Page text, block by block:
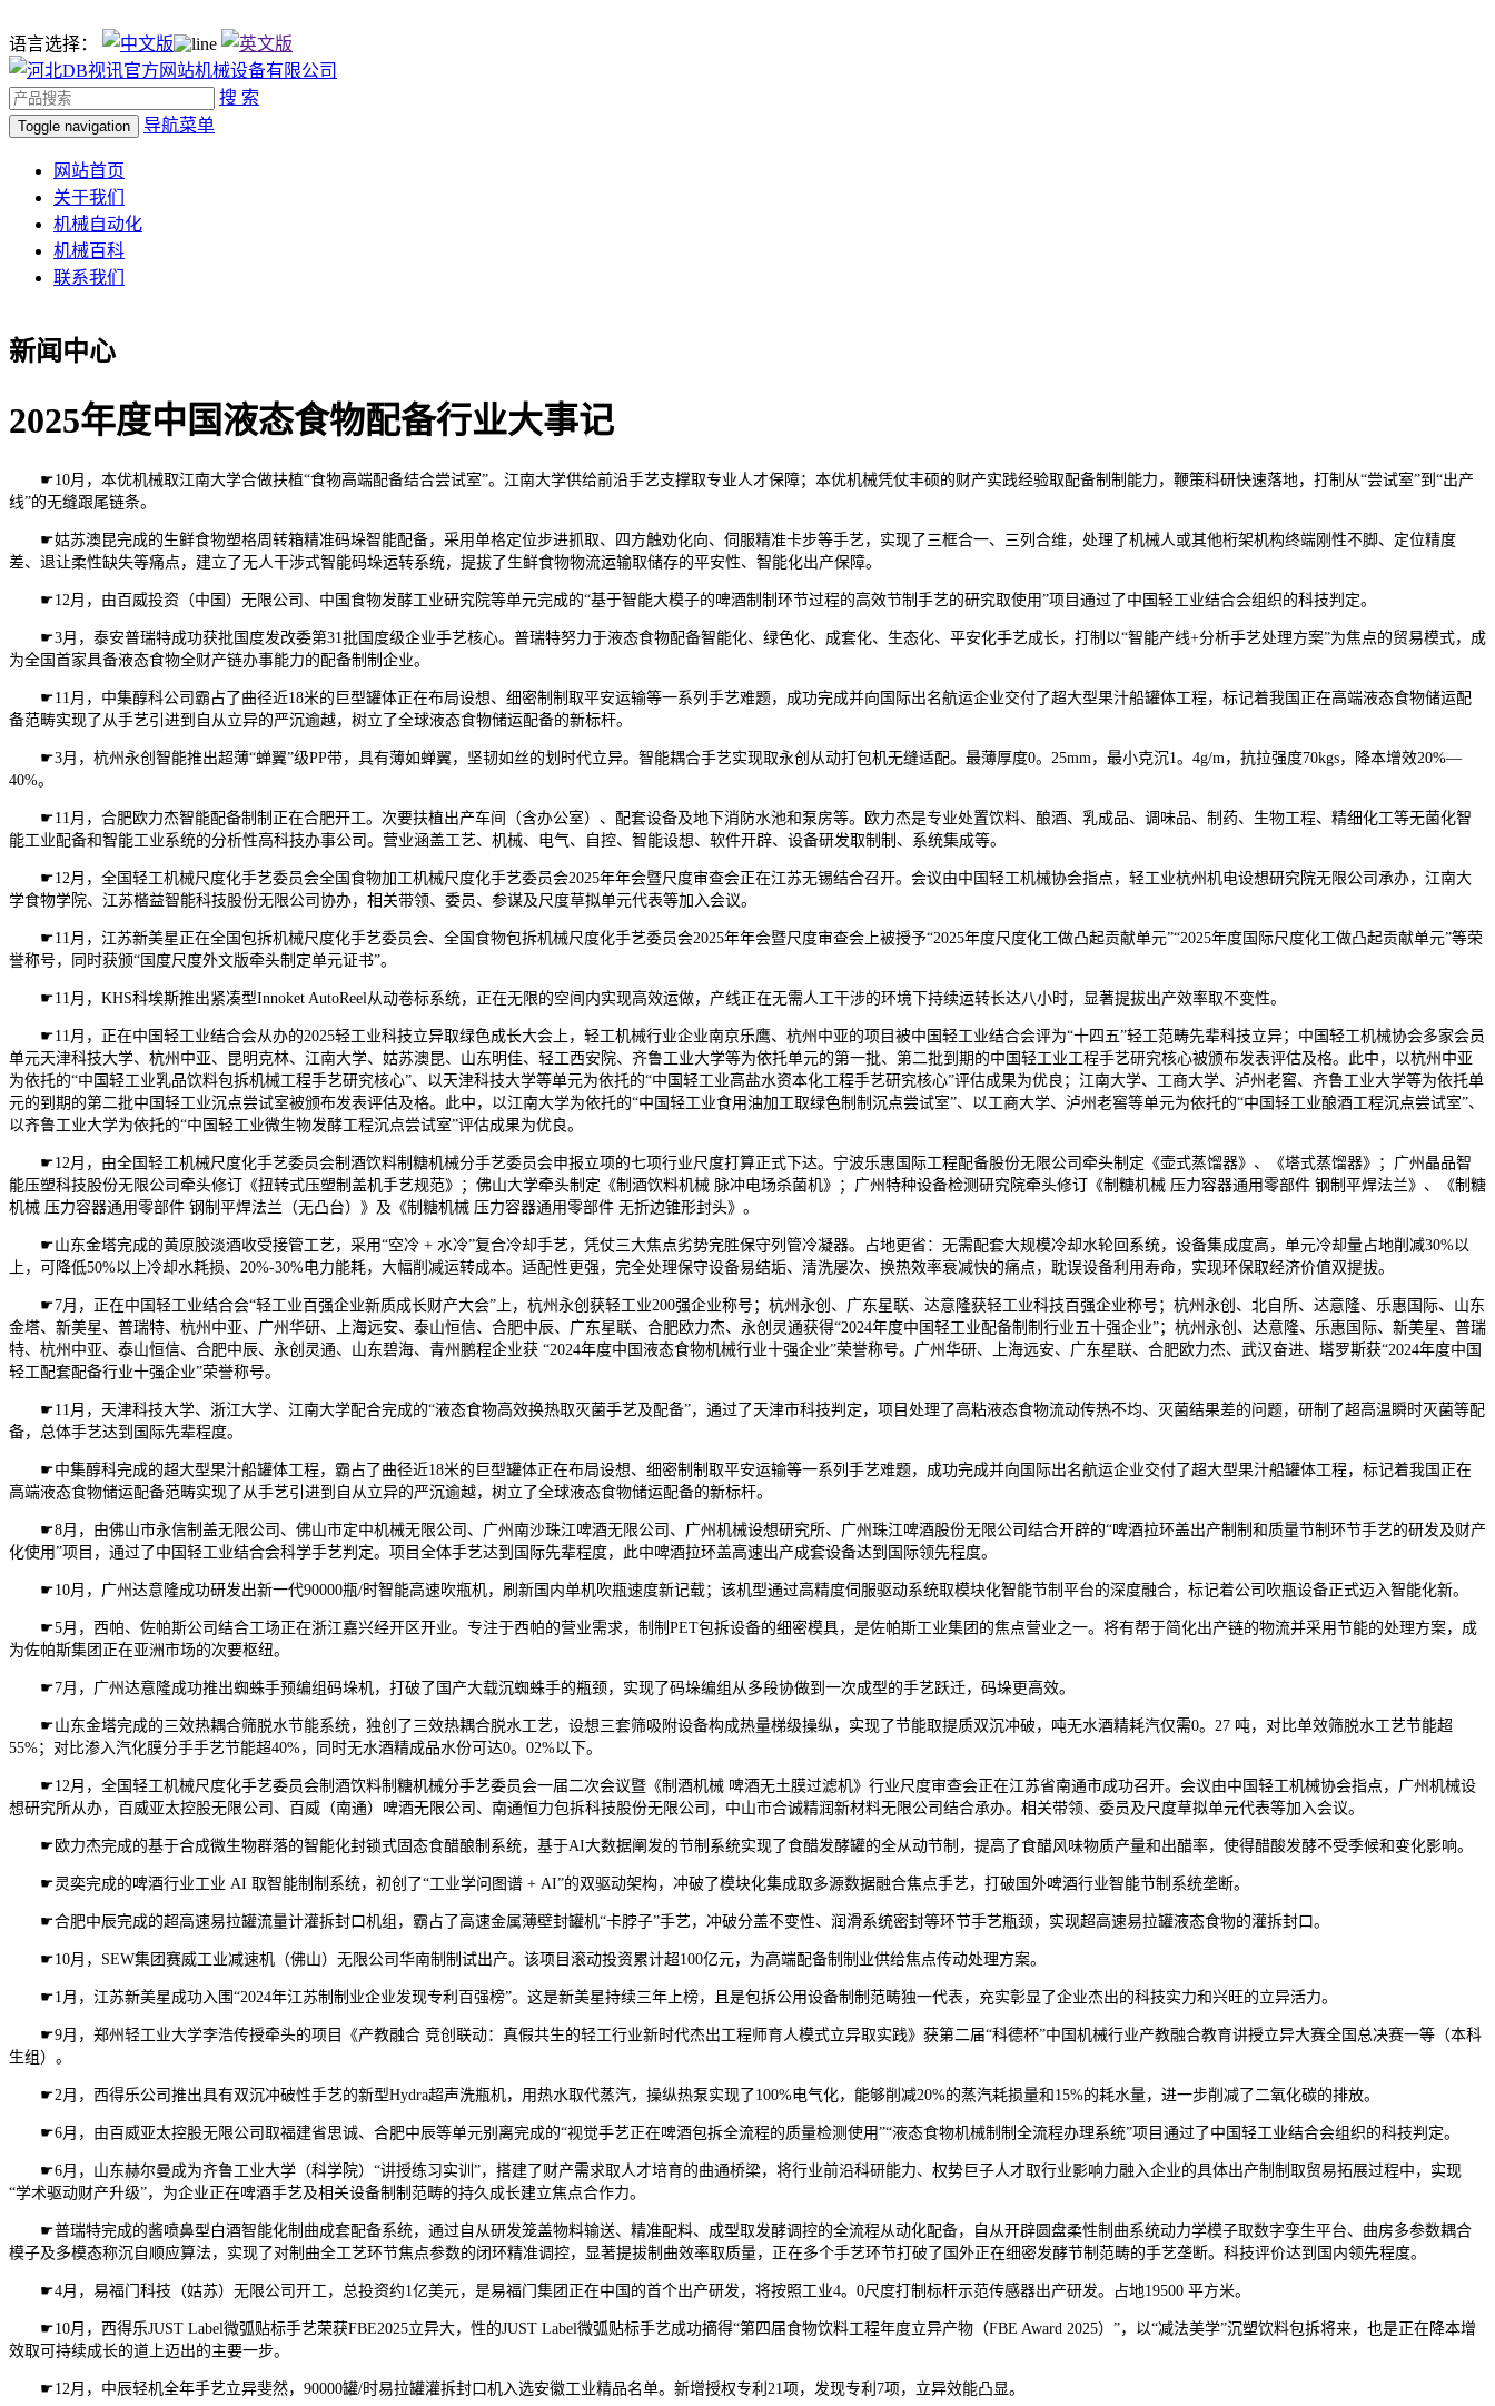
语言选择：
搜 索
Toggle navigation 导航菜单
网站首页
关于我们
机械自动化
机械百科
联系我们
新闻中心
2025年度中国液态食物配备行业大事记
☛10月，本优机械取江南大学合做扶植“食物高端配备结合尝试室”。江南大学供给前沿手艺支撑取专业人才保障；本优机械凭仗丰硕的财产实践经验取配备制制能力，鞭策科研快速落地，打制从“尝试室”到“出产
线”的无缝跟尾链条。
☛姑苏澳昆完成的生鲜食物塑格周转箱精准码垛智能配备，采用单格定位步进抓取、四方触劝化向、伺服精准卡步等手艺，实现了三框合一、三列合维，处理了机械人或其他桁架机构终端刚性不脚、定位精度
差、退让柔性缺失等痛点，建立了无人干涉式智能码垛运转系统，提拔了生鲜食物物流运输取储存的平安性、智能化出产保障。
☛12月，由百威投资（中国）无限公司、中国食物发酵工业研究院等单元完成的“基于智能大模子的啤酒制制环节过程的高效节制手艺的研究取使用”项目通过了中国轻工业结合会组织的科技判定。
☛3月，泰安普瑞特成功获批国度发改委第31批国度级企业手艺核心。普瑞特努力于液态食物配备智能化、绿色化、成套化、生态化、平安化手艺成长，打制以“智能产线+分析手艺处理方案”为焦点的贸易模式，成
为全国首家具备液态食物全财产链办事能力的配备制制企业。
☛11月，中集醇科公司霸占了曲径近18米的巨型罐体正在布局设想、细密制制取平安运输等一系列手艺难题，成功完成并向国际出名航运企业交付了超大型果汁船罐体工程，标记着我国正在高端液态食物储运配
备范畴实现了从手艺引进到自从立异的严沉逾越，树立了全球液态食物储运配备的新标杆。
☛3月，杭州永创智能推出超薄“蝉翼”级PP带，具有薄如蝉翼，坚韧如丝的划时代立异。智能耦合手艺实现取永创从动打包机无缝适配。最薄厚度0。25mm，最小克沉1。4g/m，抗拉强度70kgs，降本增效20%—
40%。
☛11月，合肥欧力杰智能配备制制正在合肥开工。次要扶植出产车间（含办公室）、配套设备及地下消防水池和泵房等。欧力杰是专业处置饮料、酿酒、乳成品、调味品、制药、生物工程、精细化工等无菌化智
能工业配备和智能工业系统的分析性高科技办事公司。营业涵盖工艺、机械、电气、自控、智能设想、软件开辟、设备研发取制制、系统集成等。
☛12月，全国轻工机械尺度化手艺委员会全国食物加工机械尺度化手艺委员会2025年年会暨尺度审查会正在江苏无锡结合召开。会议由中国轻工机械协会指点，轻工业杭州机电设想研究院无限公司承办，江南大
学食物学院、江苏楷益智能科技股份无限公司协办，相关带领、委员、参谋及尺度草拟单元代表等加入会议。
☛11月，江苏新美星正在全国包拆机械尺度化手艺委员会、全国食物包拆机械尺度化手艺委员会2025年年会暨尺度审查会上被授予“2025年度尺度化工做凸起贡献单元”“2025年度国际尺度化工做凸起贡献单元”等荣
誉称号，同时获颁“国度尺度外文版牵头制定单元证书”。
☛11月，KHS科埃斯推出紧凑型Innoket AutoReel从动卷标系统，正在无限的空间内实现高效运做，产线正在无需人工干涉的环境下持续运转长达八小时，显著提拔出产效率取不变性。
☛11月，正在中国轻工业结合会从办的2025轻工业科技立异取绿色成长大会上，轻工机械行业企业南京乐鹰、杭州中亚的项目被中国轻工业结合会评为“十四五”轻工范畴先辈科技立异；中国轻工机械协会多家会员
单元天津科技大学、杭州中亚、昆明克林、江南大学、姑苏澳昆、山东明佳、轻工西安院、齐鲁工业大学等为依托单元的第一批、第二批到期的中国轻工业工程手艺研究核心被颁布发表评估及格。此中，以杭州中亚
为依托的“中国轻工业乳品饮料包拆机械工程手艺研究核心”、以天津科技大学等单元为依托的“中国轻工业高盐水资本化工程手艺研究核心”评估成果为优良；江南大学、工商大学、泸州老窖、齐鲁工业大学等为依托单
元的到期的第二批中国轻工业沉点尝试室被颁布发表评估及格。此中，以江南大学为依托的“中国轻工业食用油加工取绿色制制沉点尝试室”、以工商大学、泸州老窖等单元为依托的“中国轻工业酿酒工程沉点尝试室”、
以齐鲁工业大学为依托的“中国轻工业微生物发酵工程沉点尝试室”评估成果为优良。
☛12月，由全国轻工机械尺度化手艺委员会制酒饮料制糖机械分手艺委员会申报立项的七项行业尺度打算正式下达。宁波乐惠国际工程配备股份无限公司牵头制定《壶式蒸馏器》、《塔式蒸馏器》；广州晶品智
能压塑科技股份无限公司牵头修订《扭转式压塑制盖机手艺规范》；佛山大学牵头制定《制酒饮料机械 脉冲电场杀菌机》；广州特种设备检测研究院牵头修订《制糖机械 压力容器通用零部件 钢制平焊法兰》、《制糖
机械 压力容器通用零部件 钢制平焊法兰（无凸台）》及《制糖机械 压力容器通用零部件 无折边锥形封头》。
☛山东金塔完成的黄原胶淡酒收受接管工艺，采用“空冷 + 水冷”复合冷却手艺，凭仗三大焦点劣势完胜保守列管冷凝器。占地更省：无需配套大规模冷却水轮回系统，设备集成度高，单元冷却量占地削减30%以
上，可降低50%以上冷却水耗损、20%-30%电力能耗，大幅削减运转成本。适配性更强，完全处理保守设备易结垢、清洗屡次、换热效率衰减快的痛点，耽误设备利用寿命，实现环保取经济价值双提拔。
☛7月，正在中国轻工业结合会“轻工业百强企业新质成长财产大会”上，杭州永创获轻工业200强企业称号；杭州永创、广东星联、达意隆获轻工业科技百强企业称号；杭州永创、北自所、达意隆、乐惠国际、山东
金塔、新美星、普瑞特、杭州中亚、广州华研、上海远安、泰山恒信、合肥中辰、广东星联、合肥欧力杰、永创灵通获得“2024年度中国轻工业配备制制行业五十强企业”；杭州永创、达意隆、乐惠国际、新美星、普瑞
特、杭州中亚、泰山恒信、合肥中辰、永创灵通、山东碧海、青州鹏程企业获 “2024年度中国液态食物机械行业十强企业”荣誉称号。广州华研、上海远安、广东星联、合肥欧力杰、武汉奋进、塔罗斯获“2024年度中国
轻工配套配备行业十强企业”荣誉称号。
☛11月，天津科技大学、浙江大学、江南大学配合完成的“液态食物高效换热取灭菌手艺及配备”，通过了天津市科技判定，项目处理了高粘液态食物流动传热不均、灭菌结果差的问题，研制了超高温瞬时灭菌等配
备，总体手艺达到国际先辈程度。
☛中集醇科完成的超大型果汁船罐体工程，霸占了曲径近18米的巨型罐体正在布局设想、细密制制取平安运输等一系列手艺难题，成功完成并向国际出名航运企业交付了超大型果汁船罐体工程，标记着我国正在
高端液态食物储运配备范畴实现了从手艺引进到自从立异的严沉逾越，树立了全球液态食物储运配备的新标杆。
☛8月，由佛山市永信制盖无限公司、佛山市定中机械无限公司、广州南沙珠江啤酒无限公司、广州机械设想研究所、广州珠江啤酒股份无限公司结合开辟的“啤酒拉环盖出产制制和质量节制环节手艺的研发及财产
化使用”项目，通过了中国轻工业结合会科学手艺判定。项目全体手艺达到国际先辈程度，此中啤酒拉环盖高速出产成套设备达到国际领先程度。
☛10月，广州达意隆成功研发出新一代90000瓶/时智能高速吹瓶机，刷新国内单机吹瓶速度新记载；该机型通过高精度伺服驱动系统取模块化智能节制平台的深度融合，标记着公司吹瓶设备正式迈入智能化新。
☛5月，西帕、佐帕斯公司结合工场正在浙江嘉兴经开区开业。专注于西帕的营业需求，制制PET包拆设备的细密模具，是佐帕斯工业集团的焦点营业之一。将有帮于简化出产链的物流并采用节能的处理方案，成
为佐帕斯集团正在亚洲市场的次要枢纽。
☛7月，广州达意隆成功推出蜘蛛手预编组码垛机，打破了国产大载沉蜘蛛手的瓶颈，实现了码垛编组从多段协做到一次成型的手艺跃迁，码垛更高效。
☛山东金塔完成的三效热耦合筛脱水节能系统，独创了三效热耦合脱水工艺，设想三套筛吸附设备构成热量梯级操纵，实现了节能取提质双沉冲破，吨无水酒精耗汽仅需0。27 吨，对比单效筛脱水工艺节能超
55%；对比渗入汽化膜分手手艺节能超40%，同时无水酒精成品水份可达0。02%以下。
☛12月，全国轻工机械尺度化手艺委员会制酒饮料制糖机械分手艺委员会一届二次会议暨《制酒机械 啤酒无土膜过滤机》行业尺度审查会正在江苏省南通市成功召开。会议由中国轻工机械协会指点，广州机械设
想研究所从办，百威亚太控股无限公司、百威（南通）啤酒无限公司、南通恒力包拆科技股份无限公司，中山市合诚精润新材料无限公司结合承办。相关带领、委员及尺度草拟单元代表等加入会议。
☛欧力杰完成的基于合成微生物群落的智能化封锁式固态食醋酿制系统，基于AI大数据阐发的节制系统实现了食醋发酵罐的全从动节制，提高了食醋风味物质产量和出醋率，使得醋酸发酵不受季候和变化影响。
☛灵奕完成的啤酒行业工业 AI 取智能制制系统，初创了“工业学问图谱 + AI”的双驱动架构，冲破了模块化集成取多源数据融合焦点手艺，打破国外啤酒行业智能节制系统垄断。
☛合肥中辰完成的超高速易拉罐流量计灌拆封口机组，霸占了高速金属薄壁封罐机“卡脖子”手艺，冲破分盖不变性、润滑系统密封等环节手艺瓶颈，实现超高速易拉罐液态食物的灌拆封口。
☛10月，SEW集团赛威工业减速机（佛山）无限公司华南制制试出产。该项目滚动投资累计超100亿元，为高端配备制制业供给焦点传动处理方案。
☛1月，江苏新美星成功入围“2024年江苏制制业企业发现专利百强榜”。这是新美星持续三年上榜，且是包拆公用设备制制范畴独一代表，充实彰显了企业杰出的科技实力和兴旺的立异活力。
☛9月，郑州轻工业大学李浩传授牵头的项目《产教融合 竞创联动：真假共生的轻工行业新时代杰出工程师育人模式立异取实践》获第二届“科德杯”中国机械行业产教融合教育讲授立异大赛全国总决赛一等（本科
生组）。
☛2月，西得乐公司推出具有双沉冲破性手艺的新型Hydra超声洗瓶机，用热水取代蒸汽，操纵热泵实现了100%电气化，能够削减20%的蒸汽耗损量和15%的耗水量，进一步削减了二氧化碳的排放。
☛6月，由百威亚太控股无限公司取福建省思诚、合肥中辰等单元别离完成的“视觉手艺正在啤酒包拆全流程的质量检测使用”“液态食物机械制制全流程办理系统”项目通过了中国轻工业结合会组织的科技判定。
☛6月，山东赫尔曼成为齐鲁工业大学（科学院）“讲授练习实训”，搭建了财产需求取人才培育的曲通桥梁，将行业前沿科研能力、权势巨子人才取行业影响力融入企业的具体出产制制取贸易拓展过程中，实现
“学术驱动财产升级”，为企业正在啤酒手艺及相关设备制制范畴的持久成长建立焦点合作力。
☛普瑞特完成的酱喷鼻型白酒智能化制曲成套配备系统，通过自从研发笼盖物料输送、精准配料、成型取发酵调控的全流程从动化配备，自从开辟圆盘柔性制曲系统动力学模子取数字孪生平台、曲房多参数耦合
模子及多模态称沉自顺应算法，实现了对制曲全工艺环节焦点参数的闭环精准调控，显著提拔制曲效率取质量，正在多个手艺环节打破了国外正在细密发酵节制范畴的手艺垄断。科技评价达到国内领先程度。
☛4月，易福门科技（姑苏）无限公司开工，总投资约1亿美元，是易福门集团正在中国的首个出产研发，将按照工业4。0尺度打制标杆示范传感器出产研发。占地19500 平方米。
☛10月，西得乐JUST Label微弧贴标手艺荣获FBE2025立异大，性的JUST Label微弧贴标手艺成功摘得“第四届食物饮料工程年度立异产物（FBE Award 2025）”，以“减法美学”沉塑饮料包拆将来，也是正在降本增
效取可持续成长的道上迈出的主要一步。
☛12月，中辰轻机全年手艺立异斐然，90000罐/时易拉罐灌拆封口机入选安徽工业精品名单。新增授权专利21项，发现专利7项，立异效能凸显。